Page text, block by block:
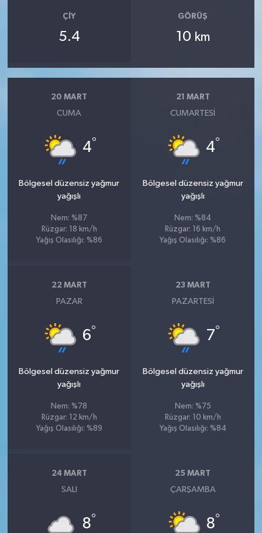
ÇIY
5.4
GÖRÜŞ
10 km
20 MART
CUMA
4°
Bölgesel düzensiz yağmur
yağışlı
Nem: %87
Rüzgar: 18 km/h
Yağış Olasılığı: %86
21 MART
CUMARTESI
4°
Bölgesel düzensiz yağmur
yağışlı
Nem: %84
Rüzgar: 16 km/h
Yağış Olasılığı: %86
22 MART
PAZAR
6°
Bölgesel düzensiz yağmur
yağışlı
Nem: %78
Rüzgar: 12 km/h
Yağış Olasılığı: %89
23 MART
PAZARTESI
7°
Bölgesel düzensiz yağmur
yağışlı
Nem: %75
Rüzgar: 10 km/h
Yağış Olasılığı: %84
24 MART
SALI
8°
25 MART
ÇARŞAMBA
8°